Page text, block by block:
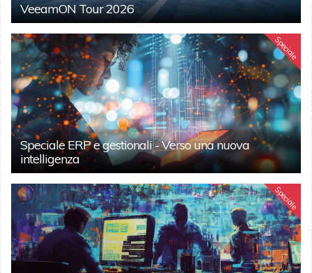
VeeamON Tour 2026
Speciale
Speciale ERP e gestionali - Verso una nuova
intelligenza
Speciale